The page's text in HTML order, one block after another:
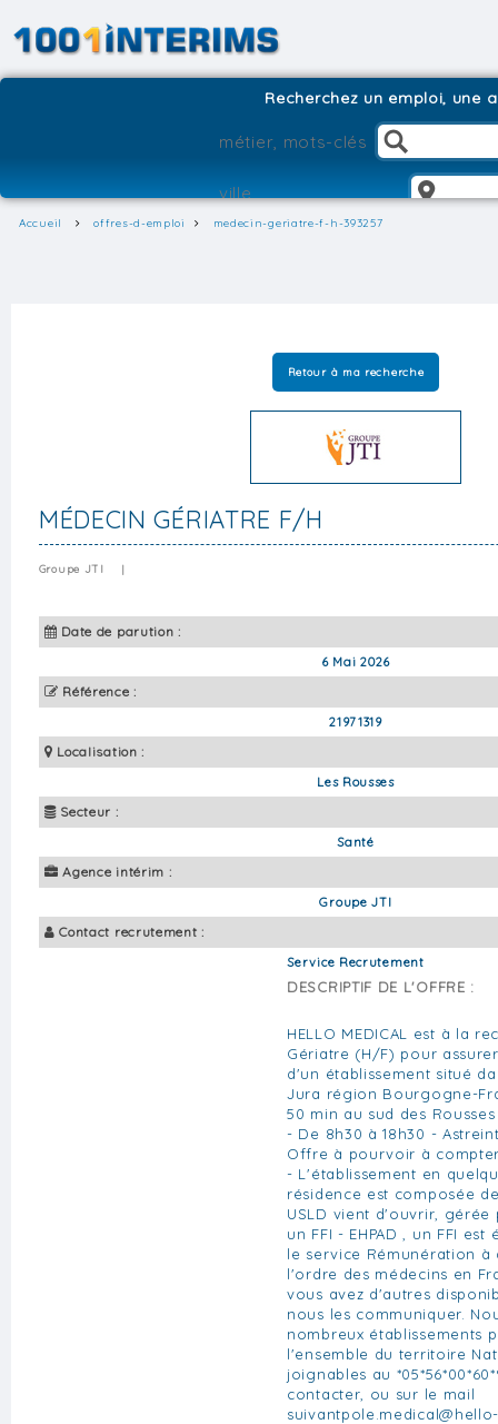
Recherchez un emploi, une
Accueil offres-d-emploi medecin-geriatre-f-h-393257
Retour à ma recherche
MÉDECIN GÉRIATRE F/H
Groupe JTI |
Date de parution :
6 Mai 2026
Référence :
21971319
Localisation :
Les Rousses
Secteur :
Santé
Agence intérim :
Groupe JTI
Contact recrutement :
Service Recrutement
DESCRIPTIF DE L'OFFRE :
HELLO MEDICAL est à la
Gériatre (H/F) pour
d'un établissement situé
Jura région Bourgogne-
50 min au sud des
- De 8h30 à 18h30 -
Offre à pourvoir à
- L'établissement en
résidence est composée
USLD vient d'ouvrir,
un FFI - EHPAD , un FFI
le service Rémunération
l'ordre des médecins en
vous avez d'autres
nous les communiquer.
nombreux établissements
l'ensemble du territoire
joignables au
contacter, ou sur le mail